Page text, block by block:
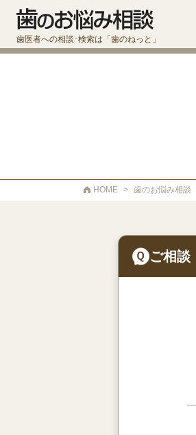
歯医者への相談･検索は「歯のねっと」
HOME > 歯のお悩み相談
ご相談